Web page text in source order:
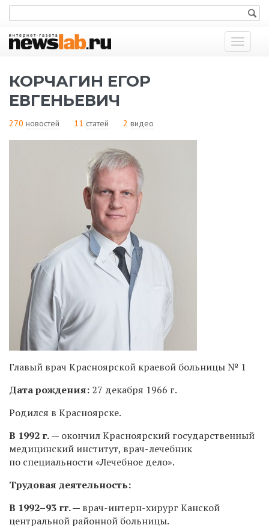
Показать
меню
КОРЧАГИН ЕГОР
ЕВГЕНЬЕВИЧ
270 новостей 11 статей 2 видео
Главый врач Красноярской краевой больницы № 1
Дата рождения: 27 декабря 1966 г.
Родился в Красноярске.
В 1992 г.— окончил Красноярский государственный
медицинский институт, врач-лечебник
по специальности «Лечебное дело».
Трудовая деятельность:
В 1992–93 гг.— врач-интерн-хирург Канской
центральной районной больницы.